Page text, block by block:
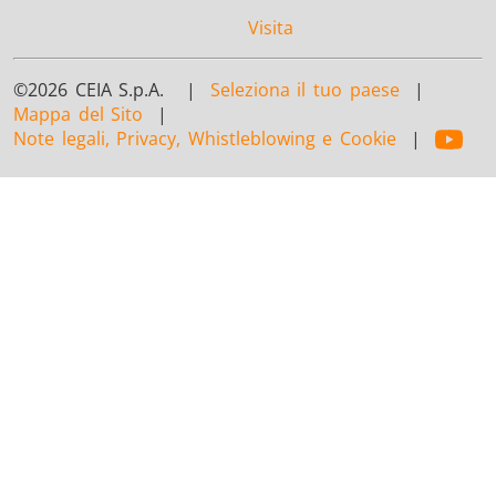
Visita
©2026 CEIA S.p.A. | Seleziona il tuo paese|
Mappa del Sito |
Note legali, Privacy, Whistleblowing e Cookie|